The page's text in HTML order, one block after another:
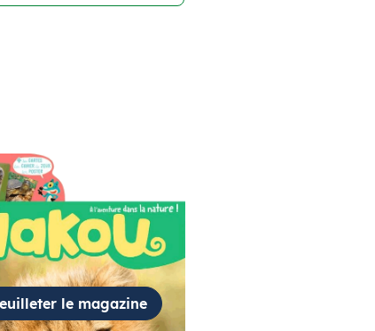
le magazine